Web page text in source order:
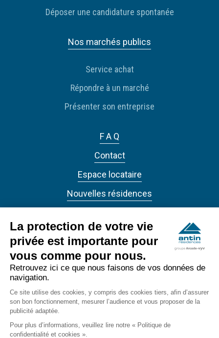
Déposer une candidature spontanée
Nos marchés publics
Service achat
Répondre à un marché
Présenter son entreprise
F A Q
Contact
Espace locataire
Nouvelles résidences
ANTIN RÉSIDENCES 2022 - Tous droits réservés
Accessibilité
Confidentialité
La protection de votre vie
privée est importante pour
vous comme pour nous.
Retrouvez ici ce que nous faisons de vos données de
navigation.
Ce site utilise des cookies, y compris des cookies tiers, afin d’assurer
son bon fonctionnement, mesurer l’audience et vous proposer de la
publicité adaptée.
Pour plus d’informations, veuillez lire notre « Politique de
confidentialité et cookies ».